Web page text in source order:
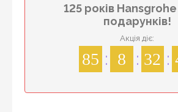
125 років
подарунків!
Акція діє:
85 8 32